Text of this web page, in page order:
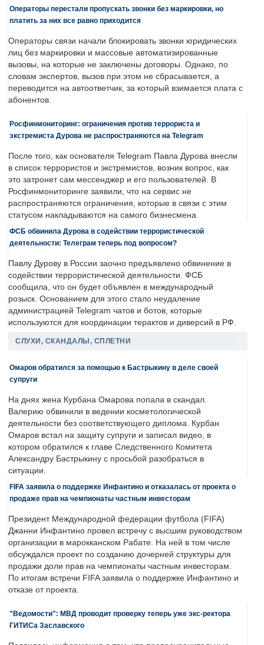
Операторы перестали пропускать звонки без маркировки, но
платить за них все равно приходится
Операторы связи начали блокировать звонки юридических
лиц без маркировки и массовые автоматизированные
вызовы, на которые не заключены договоры. Однако, по
словам экспертов, вызов при этом не сбрасывается, а
переводится на автоответчик, за который взимается плата с
абонентов.
Росфинмониторинг: ограничения против террориста и
экстремиста Дурова не распространяются на Telegram
После того, как основателя Telegram Павла Дурова внесли
в список террористов и экстремистов, возник вопрос, как
это затронет сам мессенджер и его пользователей. В
Росфинмониторинге заявили, что на сервис не
распространяются ограничения, которые в связи с этим
статусом накладываются на самого бизнесмена.
ФСБ обвинила Дурова в содействии террористической
деятельности: Телеграм теперь под вопросом?
Павлу Дурову в России заочно предъявлено обвинение в
содействии террористической деятельности. ФСБ
сообщила, что он будет объявлен в международный
розыск. Основанием для этого стало неудаление
администрацией Telegram чатов и ботов, которые
используются для координации терактов и диверсий в РФ.
СЛУХИ, СКАНДАЛЫ, СПЛЕТНИ
Омаров обратился за помощью к Бастрыкину в деле своей
супруги
На днях жена Курбана Омарова попала в скандал.
Валерию обвинили в ведении косметологической
деятельности без соответствующего диплома. Курбан
Омаров встал на защиту супруги и записал видео, в
котором обратился к главе Следственного Комитета
Александру Бастрыкину с просьбой разобраться в
ситуации.
FIFA заявила о поддержке Инфантино и отказалась от проекта о
продаже прав на чемпионаты частным инвесторам
Президент Международной федерации футбола (FIFA)
Джанни Инфантино провел встречу с высшим руководством
организации в марокканском Рабате. На ней в том числе
обсуждался проект по созданию дочерней структуры для
продажи доли прав на чемпионаты частным инвесторам.
По итогам встречи FIFA заявила о поддержке Инфантино и
отказе от проекта.
"Ведомости": МВД проводит проверку теперь уже экс-ректора
ГИТИСа Заславского